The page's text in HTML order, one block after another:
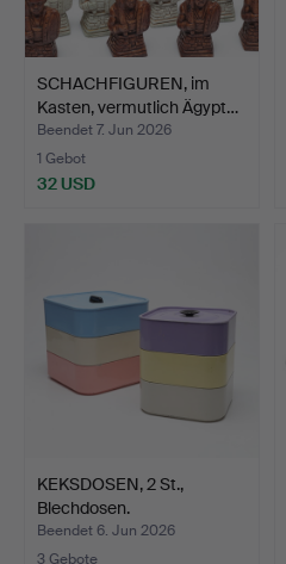
SCHACHFIGUREN, im
Kasten, vermutlich Ägypt…
Beendet 7. Jun 2026
1 Gebot
32 USD
KEKSDOSEN, 2 St.,
Blechdosen.
Beendet 6. Jun 2026
3 Gebote